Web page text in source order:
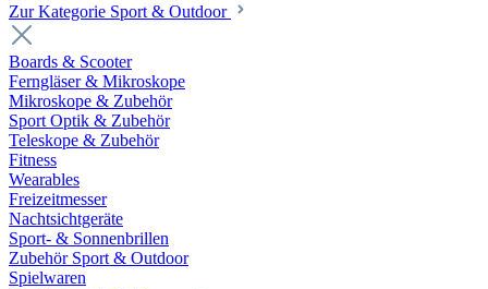
Zur Kategorie Sport & Outdoor
Boards & Scooter
Ferngläser & Mikroskope
Mikroskope & Zubehör
Sport Optik & Zubehör
Teleskope & Zubehör
Fitness
Wearables
Freizeitmesser
Nachtsichtgeräte
Sport- & Sonnenbrillen
Zubehör Sport & Outdoor
Spielwaren